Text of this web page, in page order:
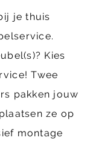
je thuis
Kies
Twee
pakken jouw
ze op
montage